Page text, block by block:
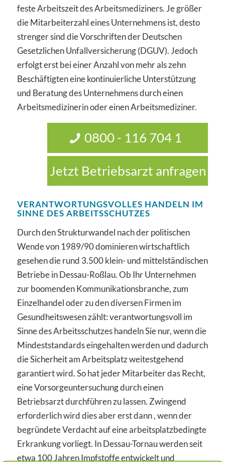
feste Arbeitszeit des Arbeitsmediziners. Je größer
die Mitarbeiterzahl eines Unternehmens ist, desto
strenger sind die Vorschriften der Deutschen
Gesetzlichen Unfallversicherung (DGUV). Jedoch
erfolgt erst bei einer Anzahl von mehr als zehn
Beschäftigten eine kontinuierliche Unterstützung
und Beratung des Unternehmens durch einen
Arbeitsmedizinerin oder einen Arbeitsmediziner.
0800 - 116 704 1
Jetzt Betriebsarzt anfragen
VERANTWORTUNGSVOLLES HANDELN IM
SINNE DES ARBEITSSCHUTZES
Durch den Strukturwandel nach der politischen
Wende von 1989/90 dominieren wirtschaftlich
gesehen die rund 3.500 klein- und mittelständischen
Betriebe in Dessau-Roßlau. Ob Ihr Unternehmen
zur boomenden Kommunikationsbranche, zum
Einzelhandel oder zu den diversen Firmen im
Gesundheitswesen zählt: verantwortungsvoll im
Sinne des Arbeitsschutzes handeln Sie nur, wenn die
Mindeststandards eingehalten werden und dadurch
die Sicherheit am Arbeitsplatz weitestgehend
garantiert wird. So hat jeder Mitarbeiter das Recht,
eine Vorsorgeuntersuchung durch einen
Betriebsarzt durchführen zu lassen. Zwingend
erforderlich wird dies aber erst dann , wenn der
begründete Verdacht auf eine arbeitsplatzbedingte
Erkrankung vorliegt. In Dessau-Tornau werden seit
etwa 100 Jahren Impfstoffe entwickelt und